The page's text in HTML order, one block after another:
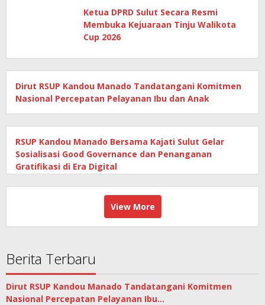
Ketua DPRD Sulut Secara Resmi
Membuka Kejuaraan Tinju Walikota
Cup 2026
Dirut RSUP Kandou Manado Tandatangani Komitmen
Nasional Percepatan Pelayanan Ibu dan Anak
RSUP Kandou Manado Bersama Kajati Sulut Gelar
Sosialisasi Good Governance dan Penanganan
Gratifikasi di Era Digital
View More
Berita Terbaru
Dirut RSUP Kandou Manado Tandatangani Komitmen
Nasional Percepatan Pelayanan Ibu…